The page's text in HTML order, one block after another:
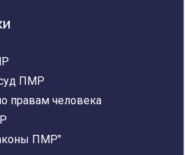
ПМР
правам человека
ПМР"